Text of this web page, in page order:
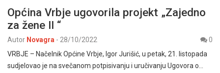
Općina Vrbje ugovorila projekt „Zajedno
za žene II “
Autor Novagra - 28/10/2022
0
VRBJE – Načelnik Općine Vrbje, Igor Jurišić, u petak, 21. listopada
sudjelovao je na svečanom potpisivanju i uručivanju Ugovora o…